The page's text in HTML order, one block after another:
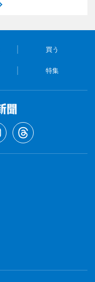
買う
特集